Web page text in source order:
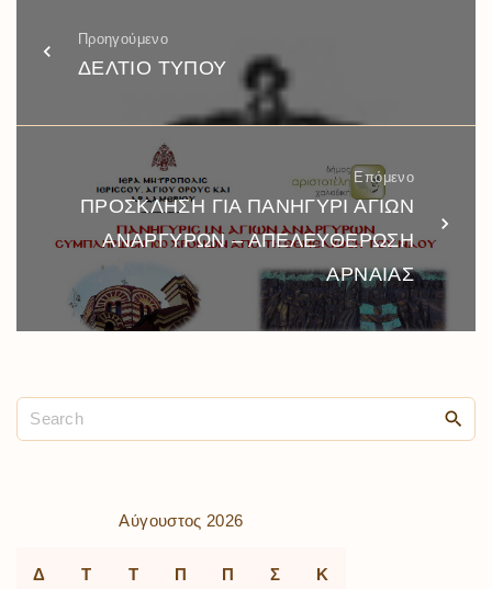
Προηγούμενο
ΔΕΛΤΙΟ ΤΥΠΟΥ
Επόμενο
ΠΡΟΣΚΛΗΣΗ ΓΙΑ ΠΑΝΗΓΥΡΙ ΑΓΙΩΝ
ΑΝΑΡΓΥΡΩΝ – ΑΠΕΛΕΥΘΕΡΩΣΗ
ΑΡΝΑΙΑΣ
Αύγουστος 2026
Δ Τ Τ Π Π Σ Κ